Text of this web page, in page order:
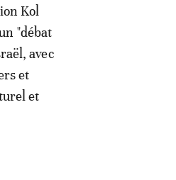
Kol
"débat
avec
et
et